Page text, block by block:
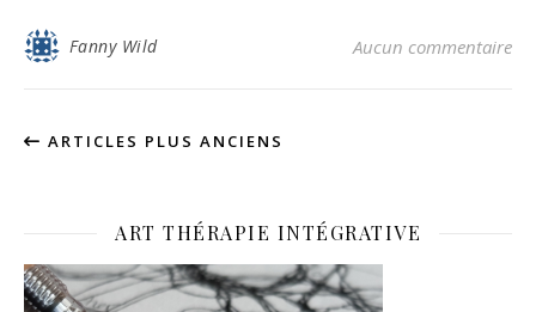
Fanny Wild Aucun commentaire
ARTICLES PLUS ANCIENS
ART THÉRAPIE INTÉGRATIVE